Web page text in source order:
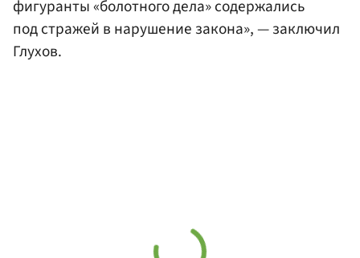
фигуранты «болотного дела» содержались
под стражей в нарушение закона», — заключил
Глухов.